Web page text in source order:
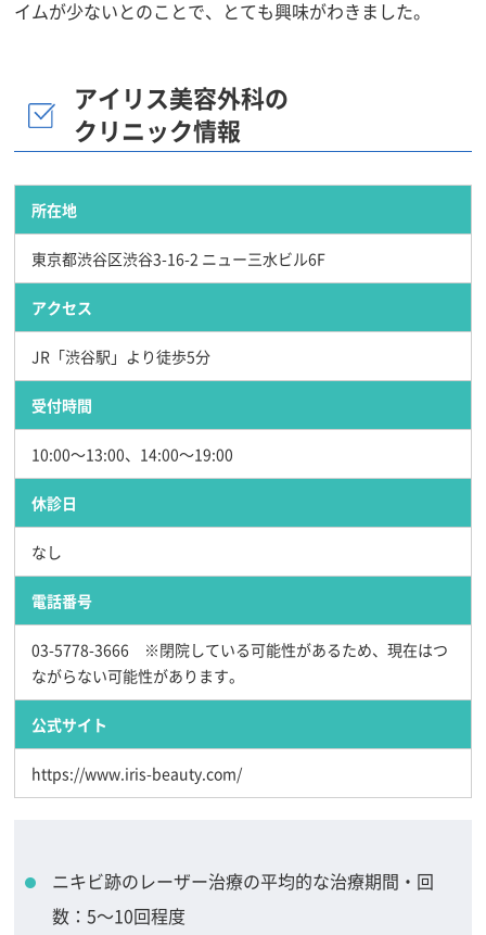
イムが少ないとのことで、とても興味がわきました。
アイリス美容外科の
クリニック情報
所在地
東京都渋谷区渋谷3-16-2 ニュー三水ビル6F
アクセス
JR「渋谷駅」より徒歩5分
受付時間
10:00～13:00、14:00～19:00
休診日
なし
電話番号
03-5778-3666 ※閉院している可能性があるため、現在はつ
ながらない可能性があります。
公式サイト
https://www.iris-beauty.com/
ニキビ跡のレーザー治療の平均的な治療期間・回
数：5～10回程度